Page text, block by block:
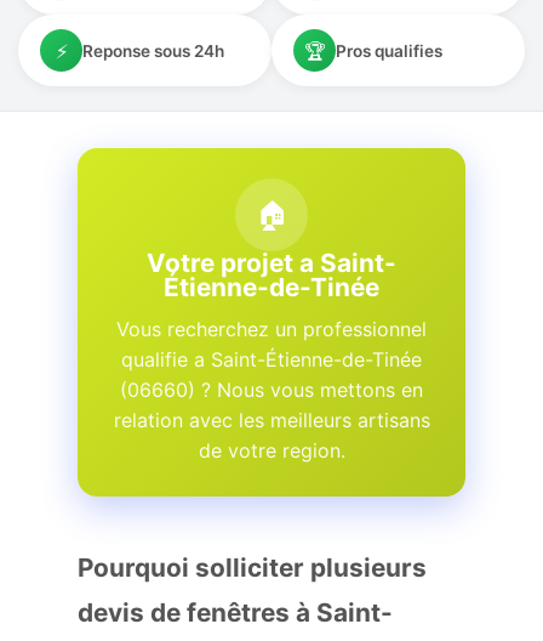
⚡ Reponse sous 24h 🏆 Pros qualifies
🏠
Votre projet a Saint-
Étienne-de-Tinée
Vous recherchez un professionnel
qualifie a Saint-Étienne-de-Tinée
(06660) ? Nous vous mettons en
relation avec les meilleurs artisans
de votre region.
Pourquoi solliciter plusieurs
devis de fenêtres à Saint-